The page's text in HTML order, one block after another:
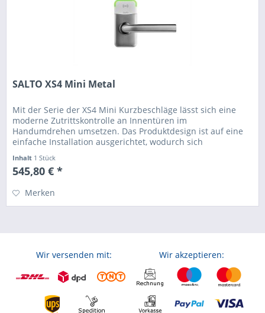
SALTO XS4 Mini Metal
Mit der Serie der XS4 Mini Kurzbeschläge lässt sich eine
moderne Zutrittskontrolle an Innentüren im
Handumdrehen umsetzen. Das Produktdesign ist auf eine
einfache Installation ausgerichtet, wodurch sich
Inhalt 1 Stück
545,80 € *
Merken
Wir versenden mit: Wir akzeptieren: